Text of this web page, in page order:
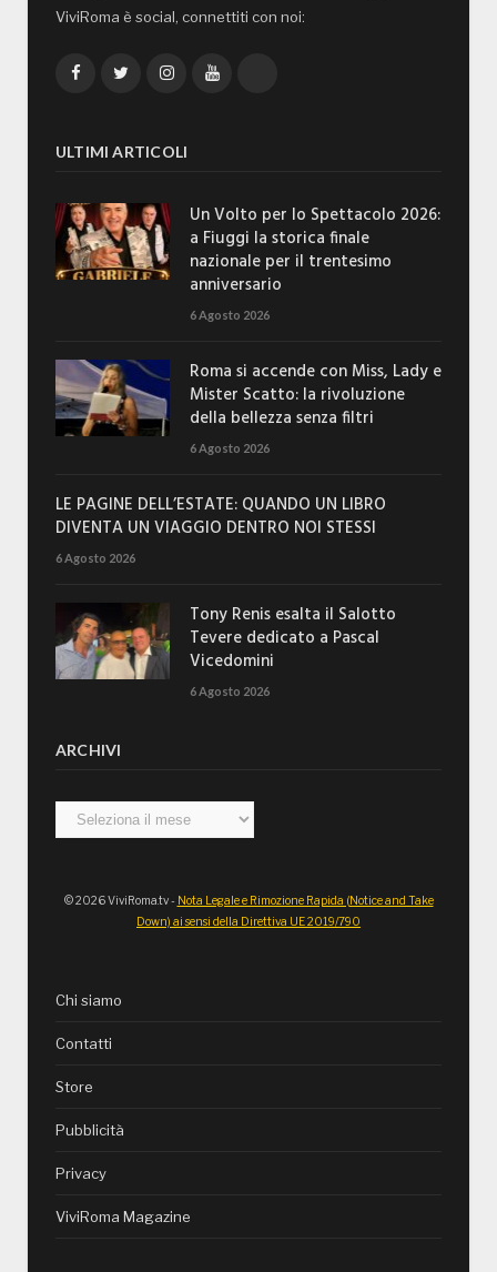
ViviRoma è social, connettiti con noi:
FacebookTwitterInstagramYouTube
ULTIMI ARTICOLI
Un Volto per lo Spettacolo 2026:
a Fiuggi la storica finale
nazionale per il trentesimo
anniversario
6 Agosto 2026
Roma si accende con Miss, Lady e
Mister Scatto: la rivoluzione
della bellezza senza filtri
6 Agosto 2026
LE PAGINE DELL’ESTATE: QUANDO UN LIBRO
DIVENTA UN VIAGGIO DENTRO NOI STESSI
6 Agosto 2026
Tony Renis esalta il Salotto
Tevere dedicato a Pascal
Vicedomini
6 Agosto 2026
ARCHIVI
Archivi
© 2026 ViviRoma.tv - Nota Legale e Rimozione Rapida (Notice and Take
Down) ai sensi della Direttiva UE 2019/790
Chi siamo
Contatti
Store
Pubblicità
Privacy
ViviRoma Magazine